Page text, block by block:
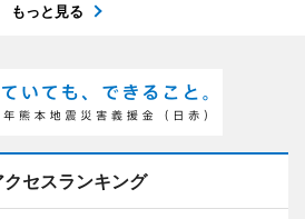
もっと見る
クセスランキング